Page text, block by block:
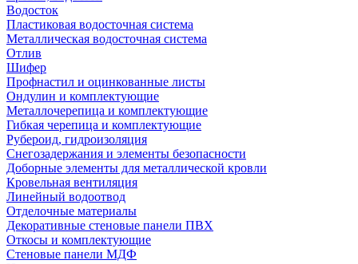
Водосток
Пластиковая водосточная система
Металлическая водосточная система
Отлив
Шифер
Профнастил и оцинкованные листы
Ондулин и комплектующие
Металлочерепица и комплектующие
Гибкая черепица и комплектующие
Рубероид, гидроизоляция
Снегозадержания и элементы безопасности
Доборные элементы для металлической кровли
Кровельная вентиляция
Линейный водоотвод
Отделочные материалы
Декоративные стеновые панели ПВХ
Откосы и комплектующие
Стеновые панели МДФ